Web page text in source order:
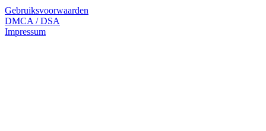
Gebruiksvoorwaarden
DMCA / DSA
Impressum